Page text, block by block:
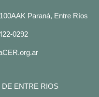
Paraná, Entre Ríos
0292
ENTRE RIOS